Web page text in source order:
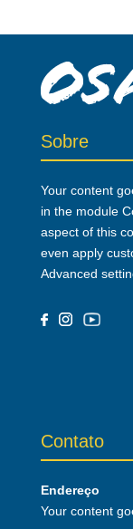
Sobre
Your content
in the module
aspect of this
even apply
Advanced
Contato
Endereço
Your content